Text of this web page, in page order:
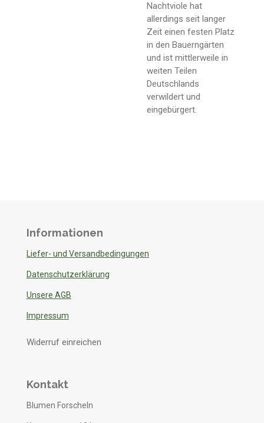
Nachtviole hat
allerdings seit langer
Zeit einen festen Platz
in den Bauerngärten
und ist mittlerweile in
weiten Teilen
Deutschlands
verwildert und
eingebürgert.
Informationen
Liefer- und Versandbedingungen
Datenschutzerklärung
Unsere AGB
Impressum
Widerruf einreichen
Kontakt
Blumen Forscheln